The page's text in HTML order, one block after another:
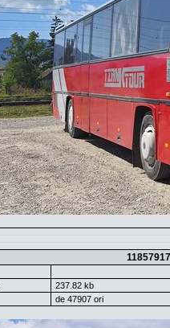
237.82 kb
de 47907 ori